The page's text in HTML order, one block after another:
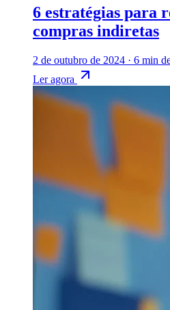
6 estratégias para
compras indiretas
2 de outubro de 2024 · 6 min
Ler agora